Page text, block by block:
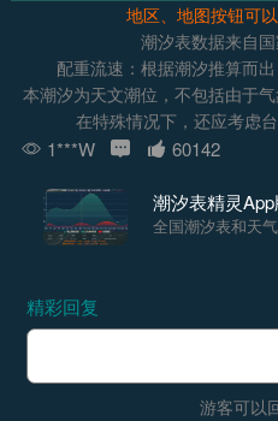
地区、地图按钮可
潮汐表数据来自
配重流速：根据潮汐推算而
本潮汐为天文潮位，不包括由于
在特殊情况下，还应考虑
1***W 60142
潮汐表精灵
全国潮汐表和天
精彩回复
游客可以